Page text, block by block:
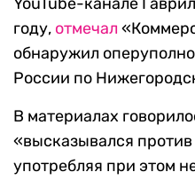
году, отмечал
обнаружил
России по
В материалах
«высказывался
употребляя при этом